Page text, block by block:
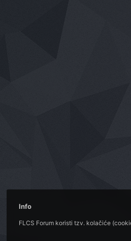
Info
FLCS Forum koristi tzv. kolačiće